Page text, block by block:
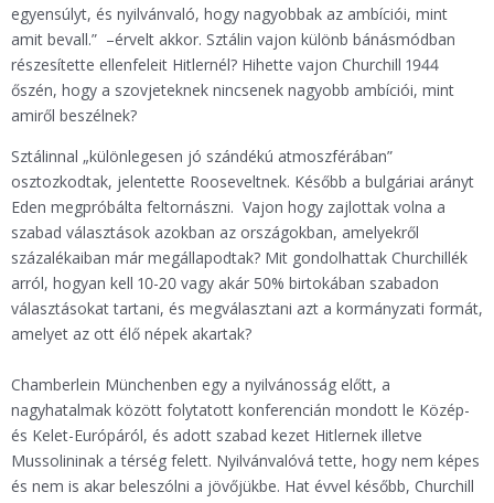
egyensúlyt, és nyilvánvaló, hogy nagyobbak az ambíciói, mint
amit bevall.” –érvelt akkor. Sztálin vajon különb bánásmódban
részesítette ellenfeleit Hitlernél? Hihette vajon Churchill 1944
őszén, hogy a szovjeteknek nincsenek nagyobb ambíciói, mint
amiről beszélnek?
Sztálinnal „különlegesen jó szándékú atmoszférában”
osztozkodtak, jelentette Rooseveltnek. Később a bulgáriai arányt
Eden megpróbálta feltornászni. Vajon hogy zajlottak volna a
szabad választások azokban az országokban, amelyekről
százalékaiban már megállapodtak? Mit gondolhattak Churchillék
arról, hogyan kell 10-20 vagy akár 50% birtokában szabadon
választásokat tartani, és megválasztani azt a kormányzati formát,
amelyet az ott élő népek akartak?
Chamberlein Münchenben egy a nyilvánosság előtt, a
nagyhatalmak között folytatott konferencián mondott le Közép-
és Kelet-Európáról, és adott szabad kezet Hitlernek illetve
Mussolininak a térség felett. Nyilvánvalóvá tette, hogy nem képes
és nem is akar beleszólni a jövőjükbe. Hat évvel később, Churchill